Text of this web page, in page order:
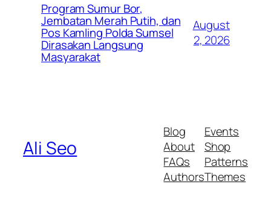
Program Sumur Bor,
Jembatan Merah Putih, dan
Pos Kamling Polda Sumsel
Dirasakan Langsung
Masyarakat
August
2, 2026
Ali Seo
Blog
About
FAQs
Authors
Events
Shop
Patterns
Themes